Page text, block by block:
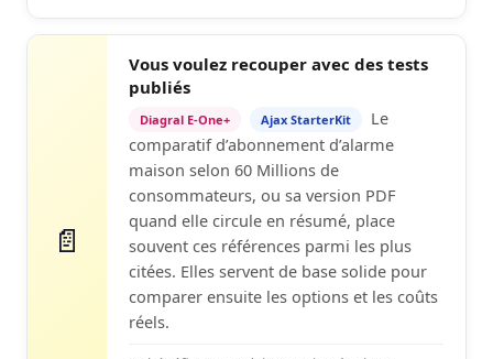
📄
Vous voulez recouper avec des tests
publiés
Diagral E-One+ Ajax StarterKit
Le
comparatif d’abonnement d’alarme
maison selon 60 Millions de
consommateurs, ou sa version PDF
quand elle circule en résumé, place
souvent ces références parmi les plus
citées. Elles servent de base solide pour
comparer ensuite les options et les coûts
réels.